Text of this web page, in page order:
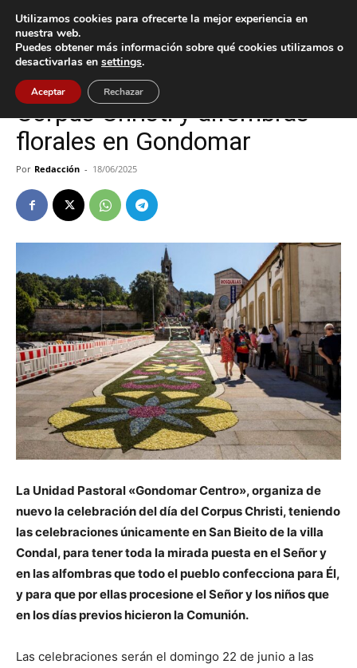
Inicio Cultura / Ocio
Cultura / Ocio Gondomar
Corpus Christi y alfombras
florales en Gondomar
Por Redacción - 18/06/2025
La Unidad Pastoral «Gondomar Centro», organiza de
nuevo la celebración del día del Corpus Christi, teniendo
las celebraciones únicamente en San Bieito de la villa
Condal, para tener toda la mirada puesta en el Señor y
en las alfombras que todo el pueblo confecciona para Él,
y para que por ellas procesione el Señor y los niños que
en los días previos hicieron la Comunión.
Las celebraciones serán el domingo 22 de junio a las
Utilizamos cookies para ofrecerte la mejor experiencia en
nuestra web.
Puedes obtener más información sobre qué cookies utilizamos o
desactivarlas en settings.
Aceptar Rechazar